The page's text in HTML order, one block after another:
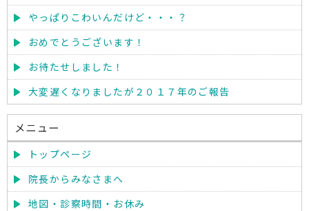
やっぱりこわいんだけど・・・？
おめでとうございます！
お待たせしました！
大変遅くなりましたが２０１７年のご報告
メニュー
トップページ
院長からみなさまへ
地図・診察時間・お休み